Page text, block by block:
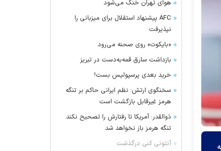
هوای تهران خنک می‌شود
AFC پیشنهاد استقلال برای میزبانی را
نپذیرفت
«بایکوت» روی صحنه می‌رود
بازداشت سارق قمه‌به‌دست در تبریز
خرید بعدی پرسپولیس بست!
سخنگوی ارتش: نظم ایرانی حاکم بر تنگه
هرمز غیرقابل بازگشت است
ذوالقدر: آمریکا تا رفتارش را تصحیح نکند
تنگه هرمز باز نخواهد شد
آنتونی کنی درگذشت